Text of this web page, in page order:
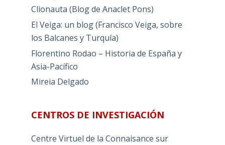
Clionauta (Blog de Anaclet Pons)
El Veiga: un blog (Francisco Veiga, sobre
los Balcanes y Turquía)
Florentino Rodao – Historia de España y
Asia-Pacífico
Mireia Delgado
CENTROS DE INVESTIGACIÓN
Centre Virtuel de la Connaisance sur